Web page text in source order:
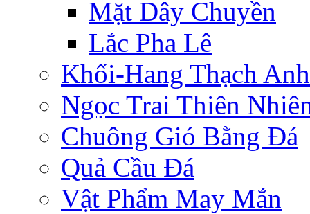
Mặt Dây Chuyền
Lắc Pha Lê
Khối-Hang Thạch Anh
Ngọc Trai Thiên
Chuông Gió Bằng Đá
Quả Cầu Đá
Vật Phẩm May Mắn